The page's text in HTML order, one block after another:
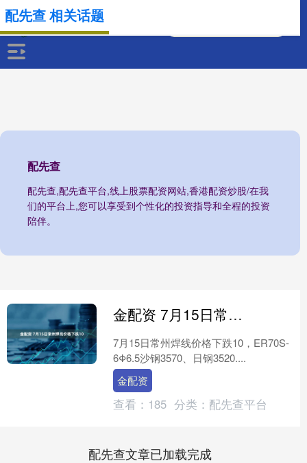
配先查
配先查,配先查平台,线上股票配资网站,香港配资炒股/在我
们的平台上,您可以享受到个性化的投资指导和全程的投资
陪伴。
配先查 相关话题
金配资 7月15日常州焊线价格下跌10
7月15日常州焊线价格下跌10，ER70S-
6Φ6.5沙钢3570、日钢3520....
金配资
查看： 185 分类： 配先查平台
配先查文章已加载完成